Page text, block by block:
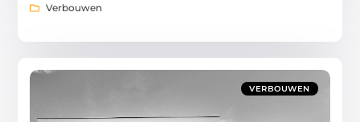
Verbouwen
VERBOUWEN